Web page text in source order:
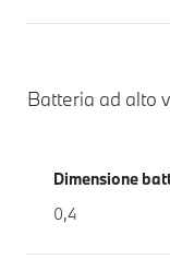
Batteria ad alto
Dimensione
0,4